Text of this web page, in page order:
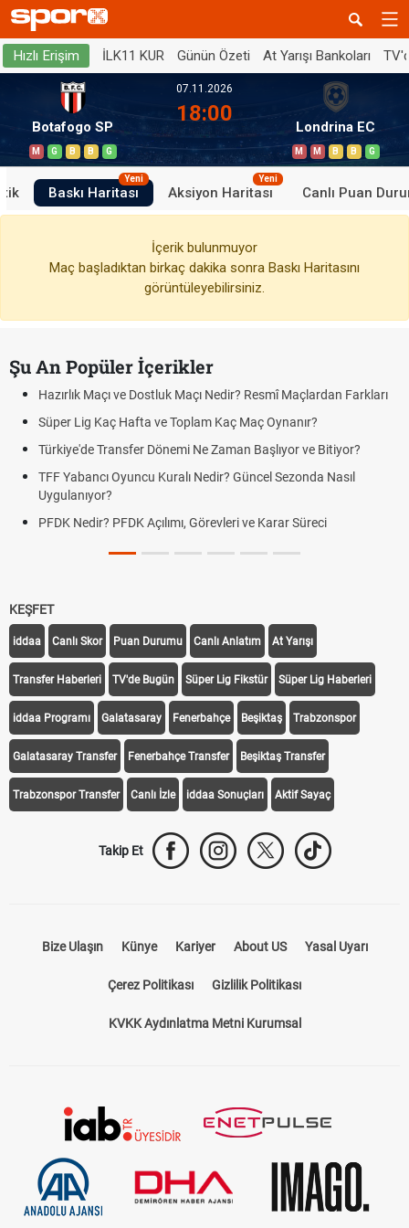
Hızlı Erişim İLK11 KUR Günün Özeti At Yarışı Bankoları
Botafogo SP
M G B B G
07.11.2026
18:00
Londrina EC
M M B B G
Baskı Haritası
Yeni
Aksiyon Haritası
Yeni
Canlı Puan
İçerik bulunmuyor
Maç başladıktan birkaç dakika sonra Baskı Haritasını
görüntüleyebilirsiniz.
Şu An Popüler İçerikler
Hazırlık Maçı ve Dostluk Maçı Nedir? Resmî Maçlardan Farkları
Süper Lig Kaç Hafta ve Toplam Kaç Maç Oynanır?
Türkiye'de Transfer Dönemi Ne Zaman Başlıyor ve Bitiyor?
TFF Yabancı Oyuncu Kuralı Nedir? Güncel Sezonda Nasıl
Uygulanıyor?
PFDK Nedir? PFDK Açılımı, Görevleri ve Karar Süreci
KEŞFET
iddaa Canlı Skor Puan Durumu Canlı Anlatım At Yarışı
Transfer Haberleri TV'de Bugün Süper Lig Fikstür Süper Lig Haberleri
iddaa Programı Galatasaray Fenerbahçe Beşiktaş Trabzonspor
Galatasaray Transfer Fenerbahçe Transfer Beşiktaş Transfer
Trabzonspor Transfer Canlı İzle iddaa Sonuçları Aktif Sayaç
Takip Et
Bize Ulaşın Künye Kariyer About US Yasal Uyarı
Çerez Politikası Gizlilik Politikası
KVKK Aydınlatma Metni Kurumsal